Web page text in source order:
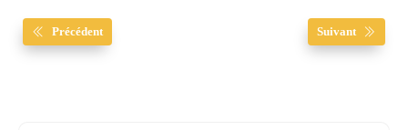
Précédent Suivant